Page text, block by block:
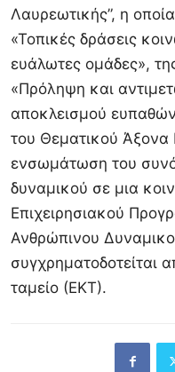
Λαυρεωτικής”, η
«Τοπικές δράσεις
ευάλωτες ομάδες»,
«Πρόληψη και
αποκλεισμού
του Θεματικού Άξονα
ενσωμάτωση του
δυναμικού σε μια
Επιχειρησιακού
Ανθρώπινου
συγχρηματοδοτείται
ταμείο (ΕΚΤ).